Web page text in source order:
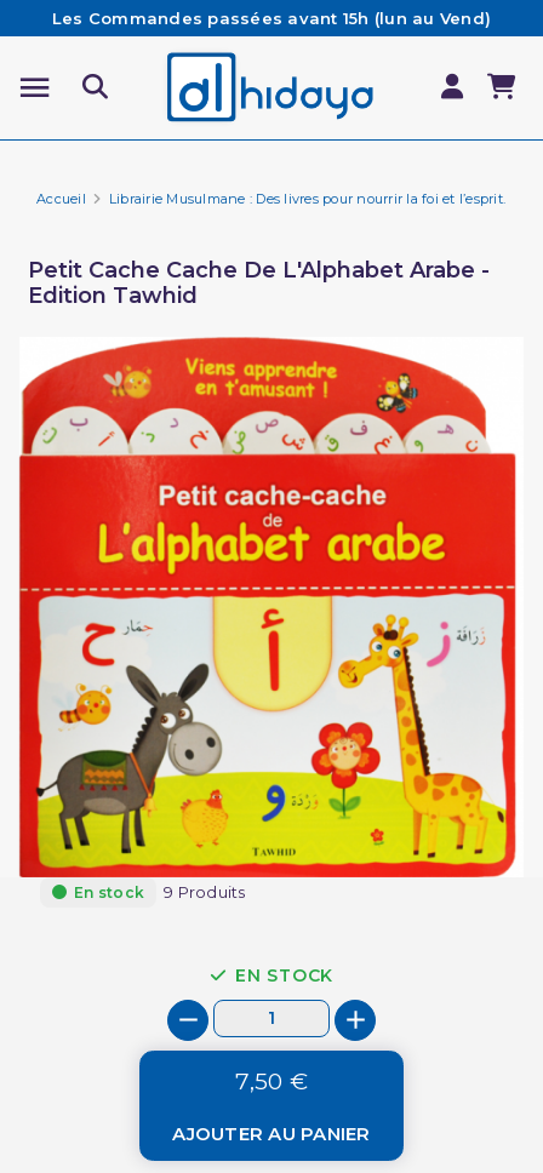
Les Commandes passées avant 15h (lun au Vend)
sont préparées et expédiées le jour même
Besoin d'aide ? Retrouvez notre FAQ
Livraison offerte à partir de 65€ d'achat*
Accueil Librairie Musulmane : Des livres pour nourrir la foi et l’esprit.
Petit Cache Cache De L'Alphabet Arabe -
Edition Tawhid
En stock 9 Produits
EN STOCK
7,50 €
AJOUTER AU PANIER